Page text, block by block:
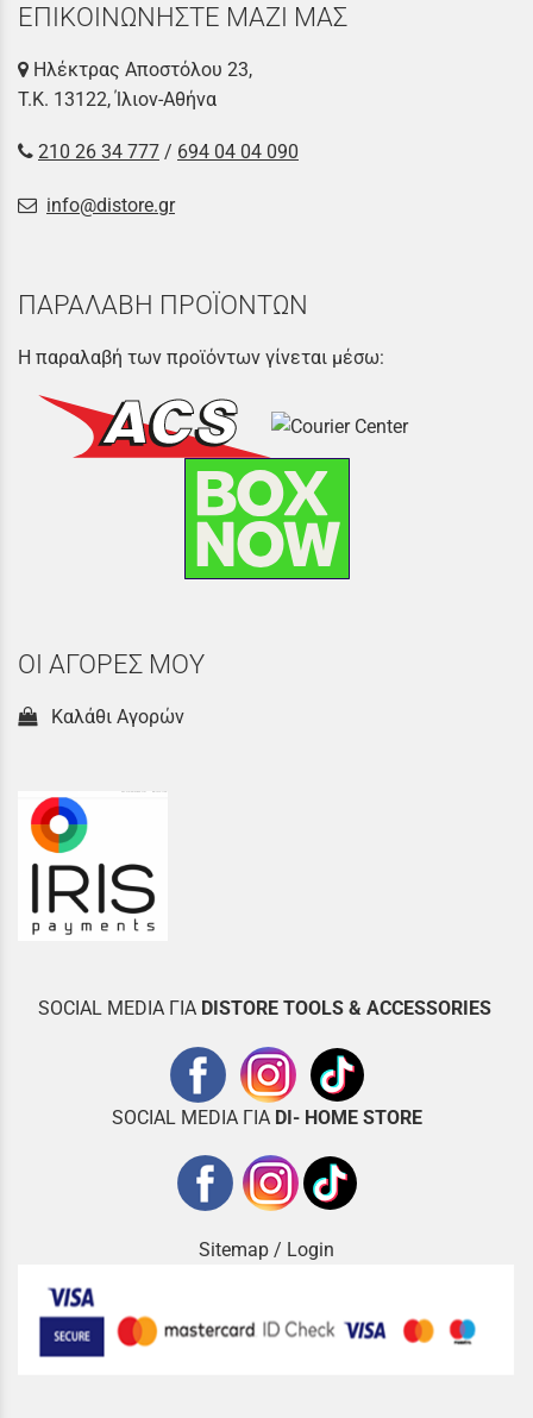
ΕΠΙΚΟΙΝΩΝΗΣΤΕ ΜΑΖΙ ΜΑΣ
Ηλέκτρας Αποστόλου 23,
Τ.Κ. 13122, Ίλιον-Αθήνα
210 26 34 777 / 694 04 04 090
info@distore.gr
ΠΑΡΑΛΑΒΗ ΠΡΟΪΟΝΤΩΝ
Η παραλαβή των προϊόντων γίνεται μέσω:
ΟΙ ΑΓΟΡΕΣ ΜΟΥ
Καλάθι Αγορών
SOCIAL MEDIA ΓΙΑ DISTORE TOOLS & ACCESSORIES
SOCIAL MEDIA ΓΙΑ DI- HOME STORE
Sitemap / Login